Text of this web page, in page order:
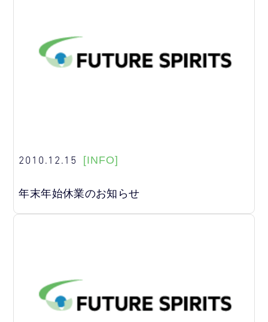
2010.12.15 [INFO]
年末年始休業のお知らせ